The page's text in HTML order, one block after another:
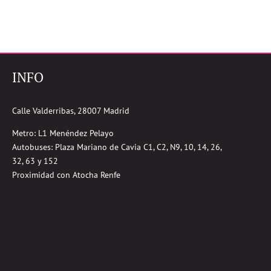
INFO
Calle Valderribas, 28007 Madrid
Metro: L1 Menéndez Pelayo
Autobuses: Plaza Mariano de Cavia C1, C2, N9, 10, 14, 26,
32, 63 y 152
Proximidad con Atocha Renfe